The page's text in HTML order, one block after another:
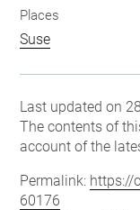
Places
Suse
Last updated on
The contents of
account of the
Permalink: https://
60176